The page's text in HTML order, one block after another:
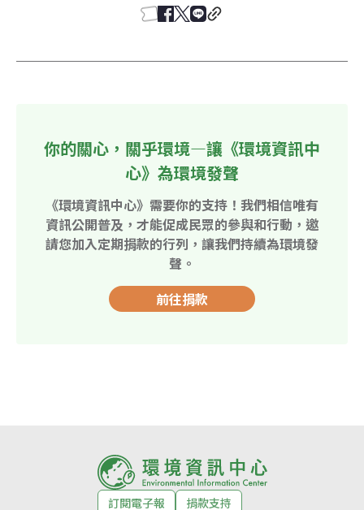
你的關心，關乎環境—讓《環境資訊中
心》為環境發聲
《環境資訊中心》需要你的支持！我們相信唯有
資訊公開普及，才能促成民眾的參與和行動，邀
請您加入定期捐款的行列，讓我們持續為環境發
聲。
前往捐款
訂閱電子報 捐款支持